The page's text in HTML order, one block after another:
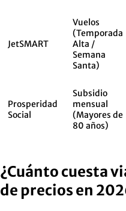
JetSMART
Vuelos
(Temporada
Alta /
Semana
Santa)
Prosperidad
Social
Subsidio
mensual
(Mayores de
80 años)
¿Cuánto cuesta
de precios en